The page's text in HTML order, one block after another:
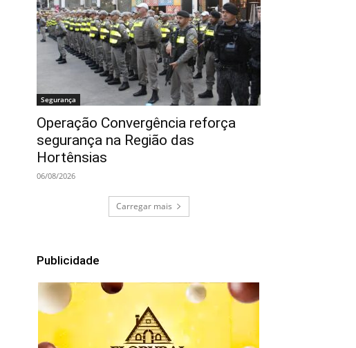
Segurança
Operação Convergência reforça
segurança na Região das
Hortênsias
06/08/2026
Carregar mais
Publicidade